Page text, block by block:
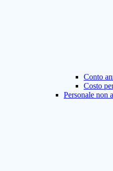
Conto
Costo
Personale non